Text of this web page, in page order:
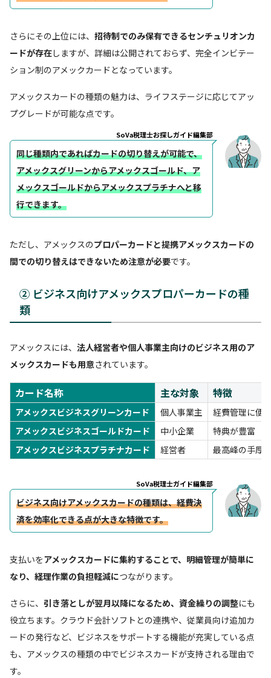
さらにその上位には、 招待制でのみ保有できるセンチュリオンカ
ードが存在しますが、詳細は公開されておらず、完全インビテー
ション制のアメックカードとなっています。
アメックスカードの種類の魅力は、ライフステージに応じてアッ
プグレードが可能な点です。
SoVa税理士お探しガイド編集部
同じ種類内であればカードの切り替えが可能で、
アメックスグリーンからアメックスゴールド、ア
メックスゴールドからアメックスプラチナへと移
行できます。
ただし、アメックスのプロパーカードと提携アメックスカードの
間での切り替えはできないため注意が必要です。
② ビジネス向けアメックスプロパーカードの種
類
アメックスには、 法人経営者や個人事業主向けのビジネス用のア
メックスカードも用意されています。
カード名称 主な対象 特徴
アメックスビジネスグリーンカード 個人事業主
経費管理に便
アメックスビジネスゴールドカード
中小企業
特典が豊富
アメックスビジネスプラチナカード
経営者 最高峰の手厚
SoVa税理士ガイド編集部
ビジネス向けアメックスカードの種類は、経費決
済を効率化できる点が大きな特徴です。
支払いをアメックスカードに集約することで、明細管理が簡単に
なり、経理作業の負担軽減につながります。
さらに、 引き落としが翌月以降になるため、資金繰りの調整にも
役立ちます。クラウド会計ソフトとの連携や、従業員向け追加カ
ードの発行など、ビジネスをサポートする機能が充実している点
も、アメックスの種類の中でビジネスカードが支持される理由で
す。